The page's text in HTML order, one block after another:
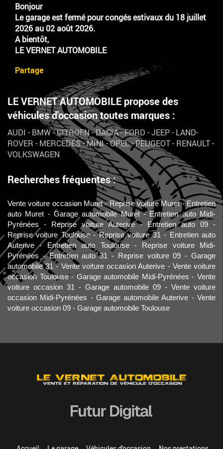
Bonjour
Le garage est fermé pour congés estivaux du 18 juillet
2026 au 02 août 2026.
A bientôt,
LE VERNET AUTOMOBILE
Partage
LE VERNET AUTOMOBILE propose des
véhicules d'occasion toutes marques :
AUDI - BMW-CITROEN-DACIA-FORD -JEEP- LAND-
ROVER - MERCEDES-MINI-OPEL-PEUGEOT- RENAULT-
VOLKSWAGEN
Recherches fréquentes :
Vente voiture occasion Muret Reprise voiture Muret
Entretien
auto Muret
Garage automobile Muret
Entretien auto Midi-
Pyrénées
Reprise voiture Auterive
Entretien auto 09
Reprise voiture Toulouse
Reprise voiture 31
Entretien auto
Auterive
Entretien auto Toulouse
Reprise voiture Midi-
Pyrénées
Entretien auto 31 Reprise voiture 09
Garage
automobile 31
Vente voiture occasion Auterive
Vente voiture
occasion Toulouse
Garage automobile Midi-Pyrénées
Vente
voiture occasion 31
Garage automobile 09
Vente voiture
occasion Midi-Pyrénées
Garage automobile Auterive
Vente
voiture occasion 09
Garage automobile Toulouse